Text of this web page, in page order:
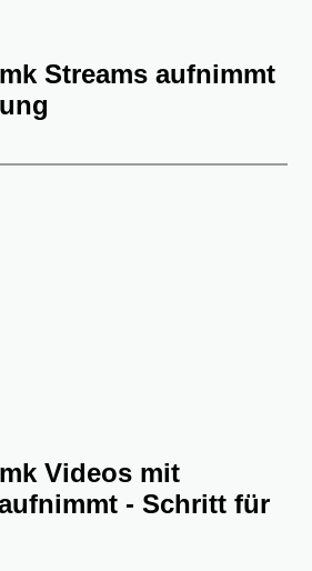
Streams aufnimmt
Videos mit
- Schritt für